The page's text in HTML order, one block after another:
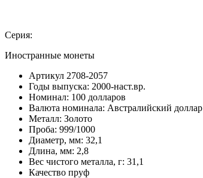
Серия:
Иностранные монеты
Артикул 2708-2057
Годы выпуска: 2000-наст.вр.
Номинал: 100 долларов
Валюта номинала: Австралийский доллар
Металл: Золото
Проба: 999/1000
Диаметр, мм: 32,1
Длина, мм: 2,8
Вес чистого металла, г: 31,1
Качество пруф